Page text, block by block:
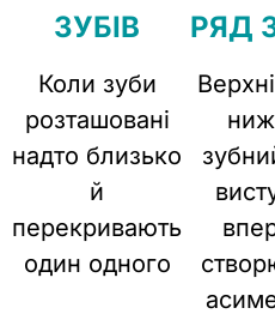
ЗУБІВ
Коли зуби
розташовані
надто близько
й
перекривають
один одного
РЯД